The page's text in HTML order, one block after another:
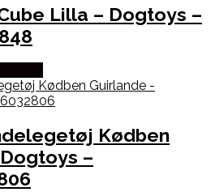
Lilla – Dogtoys –
Kødben
–